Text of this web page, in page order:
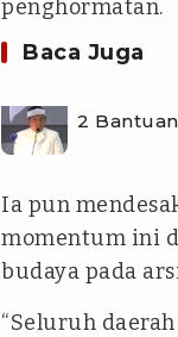
penghormatan.
Baca Juga
2
Ia pun
momentum ini
budaya pada
“Seluruh